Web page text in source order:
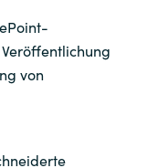
von